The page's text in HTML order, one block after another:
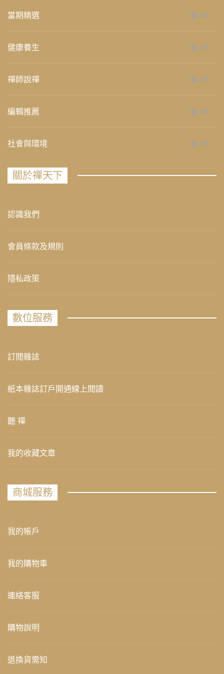
當期精選 658
健康養生 276
禪師說禪 267
編輯推薦 236
社會與環境 235
關於禪天下
認識我們
會員條款及規則
隱私政策
數位服務
訂閱雜誌
紙本雜誌訂戶開通線上閱讀
聽 禪
我的收藏文章
商城服務
我的帳戶
我的購物車
連絡客服
購物說明
退換貨需知